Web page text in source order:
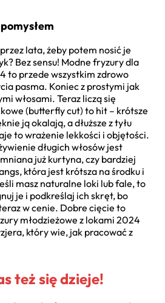
lata, żeby potem nosić je
Bez sensu! Modne fryzury dla
to przede wszystkim zdrowo
pasma. Koniec z prostymi jak
włosami. Teraz liczą się
(butterfly cut) to hit – krótsze
ją okalają, a dłuższe z tyłu
to wrażenie lekkości i objętości.
długich włosów jest
już kurtyna, czy bardziej
która jest krótsza na środku i
masz naturalne loki lub fale, to
je i podkreślaj ich skręt, bo
w cenie. Dobre cięcie to
młodzieżowe z lokami 2024
który wie, jak pracować z
też się dzieje!